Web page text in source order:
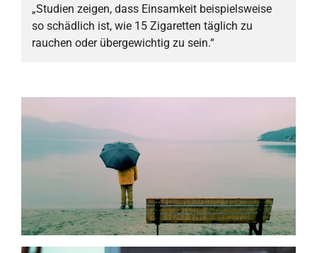
„Studien zeigen, dass Einsamkeit beispielsweise
so schädlich ist, wie 15 Zigaretten täglich zu
rauchen oder übergewichtig zu sein.“